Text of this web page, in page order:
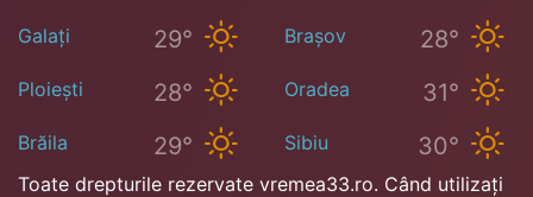
Galați 29° Brașov 28°
Ploiești 28° Oradea 31°
Brăila 29° Sibiu 30°
Toate drepturile rezervate vremea33.ro. Când utilizați